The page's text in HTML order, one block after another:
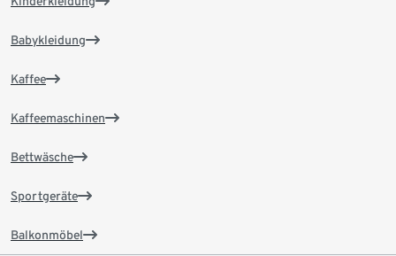
Babykleidung
Kaffee
Kaffeemaschinen
Bettwäsche
Sportgeräte
Balkonmöbel